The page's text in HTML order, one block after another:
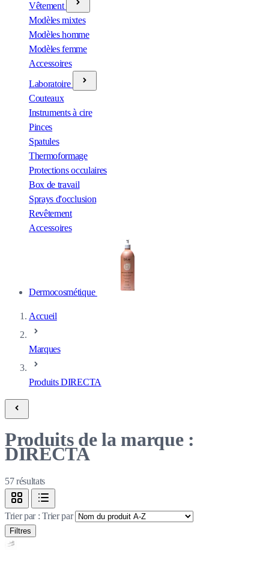
Vêtement
Modèles mixtes
Modèles homme
Modèles femme
Accessoires
Laboratoire
Couteaux
Instruments à cire
Pinces
Spatules
Thermoformage
Protections occulaires
Box de travail
Sprays d'occlusion
Revêtement
Accessoires
Dermocosmétique
Accueil
Marques
Produits DIRECTA
Produits de la marque :
DIRECTA
57résultats
Trier par :Trier par
Filtres